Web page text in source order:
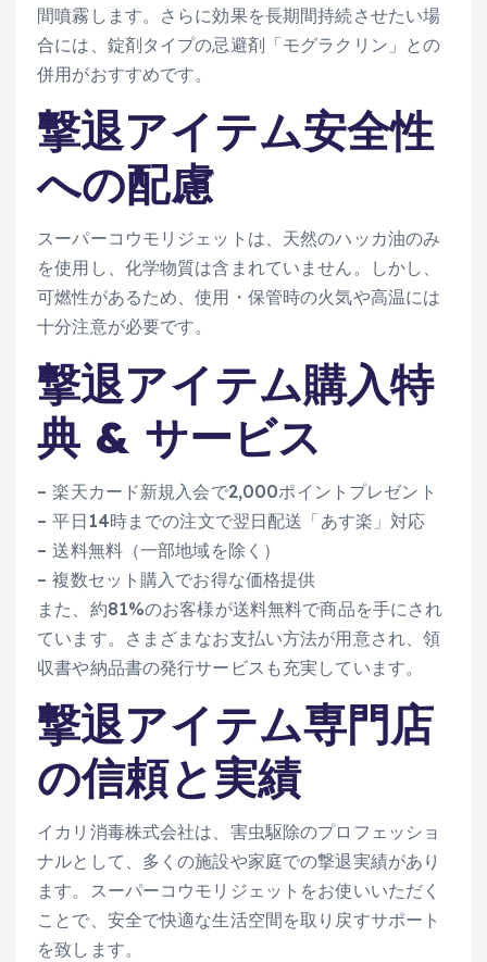
間噴霧します。さらに効果を長期間持続させたい場
合には、錠剤タイプの忌避剤「モグラクリン」との
併用がおすすめです。
撃退アイテム安全性
への配慮
スーパーコウモリジェットは、天然のハッカ油のみ
を使用し、化学物質は含まれていません。しかし、
可燃性があるため、使用・保管時の火気や高温には
十分注意が必要です。
撃退アイテム購入特
典 & サービス
– 楽天カード新規入会で2,000ポイントプレゼント
– 平日14時までの注文で翌日配送「あす楽」対応
– 送料無料（一部地域を除く）
– 複数セット購入でお得な価格提供
また、約81%のお客様が送料無料で商品を手にされ
ています。さまざまなお支払い方法が用意され、領
収書や納品書の発行サービスも充実しています。
撃退アイテム専門店
の信頼と実績
イカリ消毒株式会社は、害虫駆除のプロフェッショ
ナルとして、多くの施設や家庭での撃退実績があり
ます。スーパーコウモリジェットをお使いいただく
ことで、安全で快適な生活空間を取り戻すサポート
を致します。